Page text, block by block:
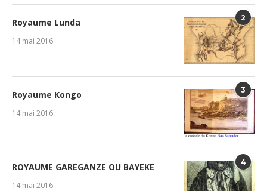
2
Royaume Lunda
14 mai 2016
3
Royaume Kongo
14 mai 2016
4
ROYAUME GAREGANZE OU BAYEKE
14 mai 2016